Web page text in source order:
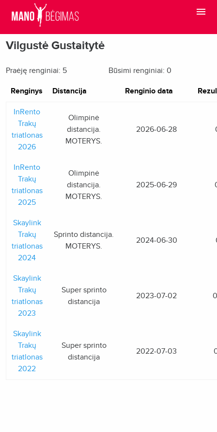
Vilgustė Gustaitytė
Praėję renginiai: 5 Būsimi renginiai: 0
Renginys Distancija Renginio data
InRento
Trakų
triatlonas
2026
Olimpinė
distancija.
MOTERYS.
2026-06-28
InRento
Trakų
triatlonas
2025
Olimpinė
distancija.
MOTERYS.
2025-06-29
Skaylink
Trakų
triatlonas
2024
Sprinto distancija.
MOTERYS.
2024-06-30
Skaylink
Trakų
triatlonas
2023
Super sprinto
distancija
2023-07-02
Skaylink
Trakų
triatlonas
2022
Super sprinto
distancija
2022-07-03